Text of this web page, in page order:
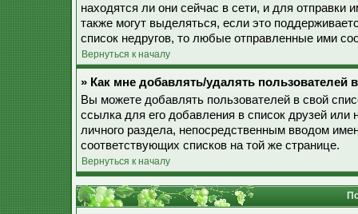
находятся ли они сейчас в сети, и для
также могут выделяться, если это
список недругов, то любые отправленные ими
Вернуться к началу
» Как мне добавлять/удалять пользователей
Вы можете добавлять пользователей в свой
ссылка для его добавления в список друзей или
личного раздела, непосредственным вводом
соответствующих списков на той же странице.
Вернуться к началу